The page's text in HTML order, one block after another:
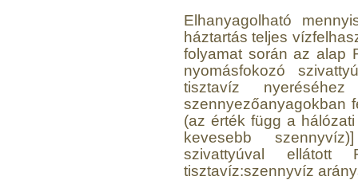
Elhanyagolható
háztartás teljes
folyamat során az alap
nyomásfokozó
tisztavíz
szennyezőanyagokban
(az érték függ a
kevesebb
szivattyúval ellátott
tisztavíz:szennyvíz